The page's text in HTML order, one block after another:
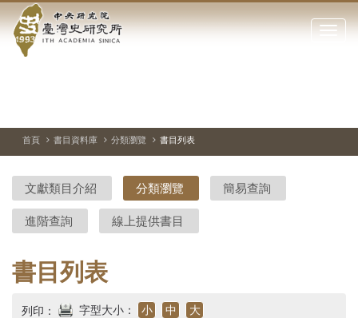
到中
央
院-
臺
灣
史
研
究
點
閉
站
停、
圖
圖
結
首頁 書目資料庫 分類瀏覽 書目列表
文獻類目介紹 分類瀏覽 簡易查詢
進階查詢 線上提供書目
書目列表
列印： 字型大小： 小 中 大